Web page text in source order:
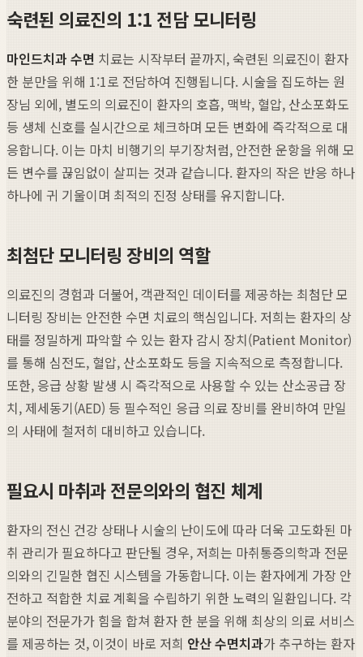
숙련된 의료진의 1:1 전담 모니터링
마인드치과 수면 치료는 시작부터 끝까지, 숙련된 의료진이 환자
한 분만을 위해 1:1로 전담하여 진행됩니다. 시술을 집도하는 원
장님 외에, 별도의 의료진이 환자의 호흡, 맥박, 혈압, 산소포화도
등 생체 신호를 실시간으로 체크하며 모든 변화에 즉각적으로 대
응합니다. 이는 마치 비행기의 부기장처럼, 안전한 운항을 위해 모
든 변수를 끊임없이 살피는 것과 같습니다. 환자의 작은 반응 하나
하나에 귀 기울이며 최적의 진정 상태를 유지합니다.
최첨단 모니터링 장비의 역할
의료진의 경험과 더불어, 객관적인 데이터를 제공하는 최첨단 모
니터링 장비는 안전한 수면 치료의 핵심입니다. 저희는 환자의 상
태를 정밀하게 파악할 수 있는 환자 감시 장치(Patient Monitor)
를 통해 심전도, 혈압, 산소포화도 등을 지속적으로 측정합니다.
또한, 응급 상황 발생 시 즉각적으로 사용할 수 있는 산소공급 장
치, 제세동기(AED) 등 필수적인 응급 의료 장비를 완비하여 만일
의 사태에 철저히 대비하고 있습니다.
필요시 마취과 전문의와의 협진 체계
환자의 전신 건강 상태나 시술의 난이도에 따라 더욱 고도화된 마
취 관리가 필요하다고 판단될 경우, 저희는 마취통증의학과 전문
의와의 긴밀한 협진 시스템을 가동합니다. 이는 환자에게 가장 안
전하고 적합한 치료 계획을 수립하기 위한 노력의 일환입니다. 각
분야의 전문가가 힘을 합쳐 환자 한 분을 위해 최상의 의료 서비스
를 제공하는 것, 이것이 바로 저희 안산 수면치과가 추구하는 환자